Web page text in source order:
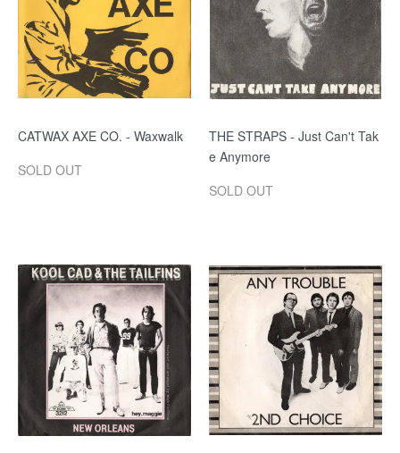
CATWAX AXE CO. - Waxwalk
SOLD OUT
THE STRAPS - Just Can't Tak
e Anymore
SOLD OUT